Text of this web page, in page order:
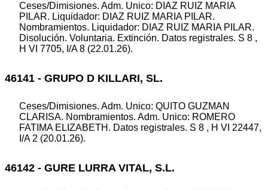
Ceses/Dimisiones. Adm. Unico: DIAZ RUIZ MARIA
PILAR. Liquidador: DIAZ RUIZ MARIA PILAR.
Nombramientos. Liquidador: DIAZ RUIZ MARIA PILAR.
Disolución. Voluntaria. Extinción. Datos registrales. S 8 ,
H VI 7705, I/A 8 (22.01.26).
46141 - GRUPO D KILLARI, SL.
Ceses/Dimisiones. Adm. Unico: QUITO GUZMAN
CLARISA. Nombramientos. Adm. Unico: ROMERO
FATIMA ELIZABETH. Datos registrales. S 8 , H VI 22447,
I/A 2 (20.01.26).
46142 - GURE LURRA VITAL, S.L.